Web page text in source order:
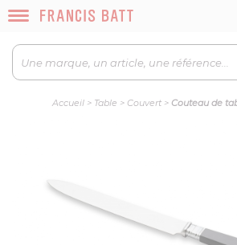
Accueil> Table > Couvert> Couteau de